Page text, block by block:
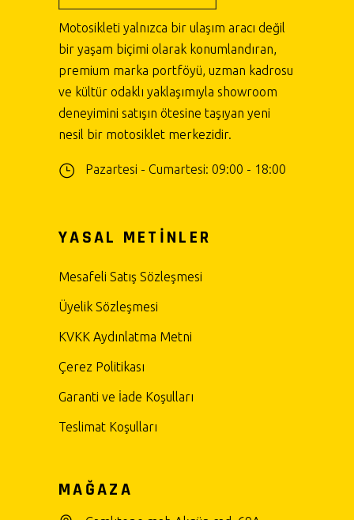
Motosikleti yalnızca bir ulaşım aracı değil
bir yaşam biçimi olarak konumlandıran,
premium marka portföyü, uzman kadrosu
ve kültür odaklı yaklaşımıyla showroom
deneyimini satışın ötesine taşıyan yeni
nesil bir motosiklet merkezidir.
Pazartesi - Cumartesi: 09:00 - 18:00
YASAL METİNLER
Mesafeli Satış Sözleşmesi
Üyelik Sözleşmesi
KVKK Aydınlatma Metni
Çerez Politikası
Garanti ve İade Koşulları
Teslimat Koşulları
MAĞAZA